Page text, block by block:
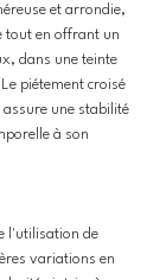
et arrondie,
tout en offrant un
dans une teinte
piétement croisé
une stabilité
à son
l'utilisation de
variations en